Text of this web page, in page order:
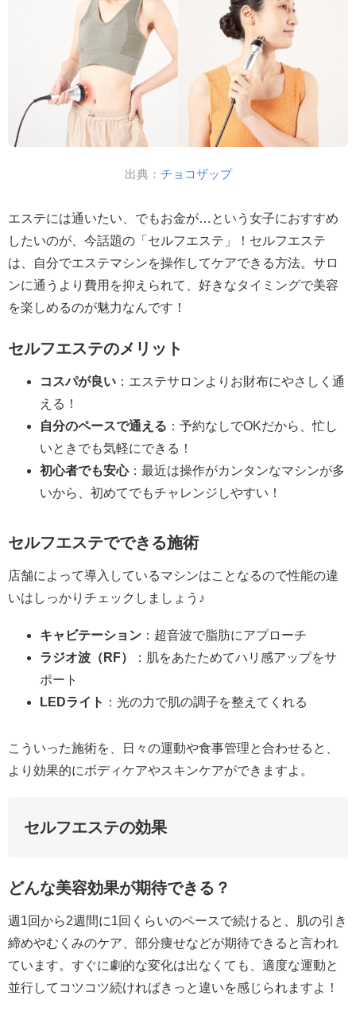
出典： チョコザップ
エステには通いたい、でもお金が…という女子におすすめ
したいのが、今話題の「セルフエステ」！セルフエステ
は、自分でエステマシンを操作してケアできる方法。サロ
ンに通うより費用を抑えられて、好きなタイミングで美容
を楽しめるのが魅力なんです！
セルフエステのメリット
コスパが良い ：エステサロンよりお財布にやさしく通
える！
自分のペースで通える ：予約なしでOKだから、忙し
いときでも気軽にできる！
初心者でも安心：最近は操作がカンタンなマシンが多
いから、初めてでもチャレンジしやすい！
セルフエステでできる施術
店舗によって導入しているマシンはことなるので性能の違
いはしっかりチェックしましょう♪
キャビテーション ：超音波で脂肪にアプローチ
ラジオ波（RF）
：肌をあたためてハリ感アップをサ
ポート
LEDライト ：光の力で肌の調子を整えてくれる
こういった施術を、日々の運動や食事管理と合わせると、
より効果的にボディケアやスキンケアができますよ。
セルフエステの効果
どんな美容効果が期待できる？
週1回から2週間に1回くらいのペースで続けると、肌の引き
締めやむくみのケア、部分痩せなどが期待できると言われ
ています。すぐに劇的な変化は出なくても、適度な運動と
並行してコツコツ続ければきっと違いを感じられますよ！